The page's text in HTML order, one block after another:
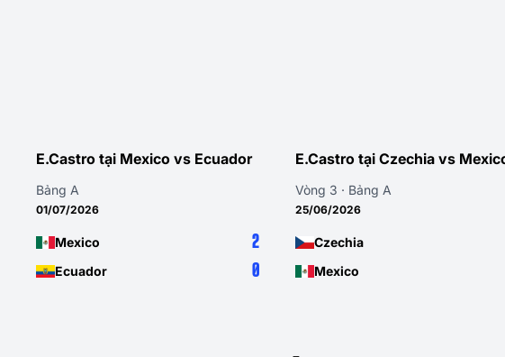
E.Castro tại Czechia vs Mexico
Vòng 3 · Bảng A
25/06/2026
Czechia 0
Mexico 3
E.Castro tại Mexico vs South
Vòng 2 · Bảng A
19/06/2026
Mexico
South Korea